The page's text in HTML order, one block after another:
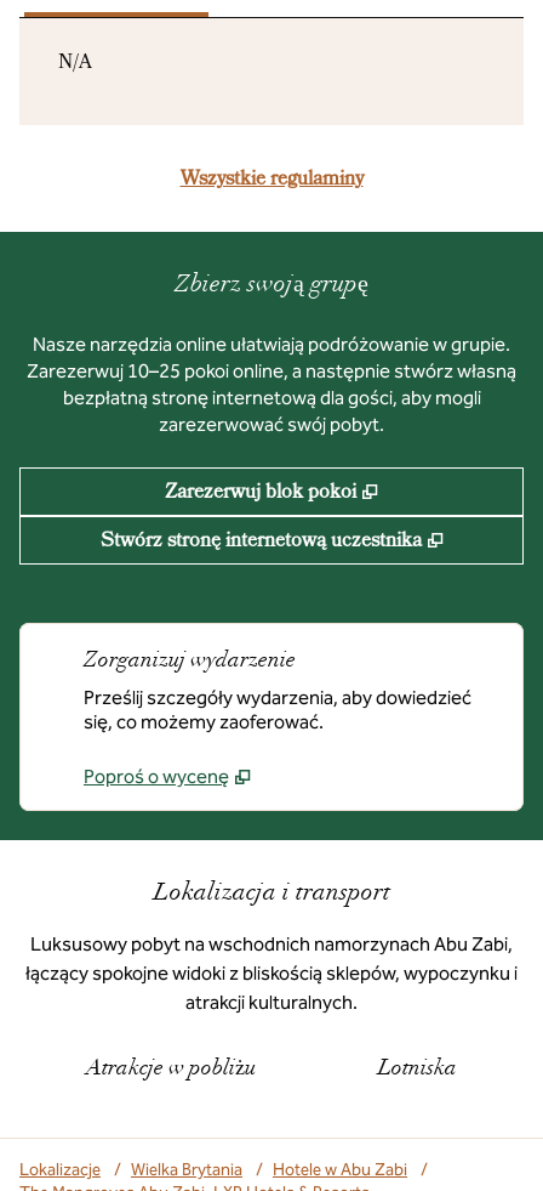
N/A
Wszystkie regulaminy
Zbierz swoją grupę
Nasze narzędzia online ułatwiają podróżowanie w grupie.
Zarezerwuj 10–25 pokoi online, a następnie stwórz własną
bezpłatną stronę internetową dla gości, aby mogli
zarezerwować swój pobyt.
Zarezerwuj blok pokoi ,
Stwórz stronę internetową uczestnika
,
Zorganizuj wydarzenie
Prześlij szczegóły wydarzenia, aby dowiedzieć
się, co możemy zaoferować.
Poproś o wycenę
Lokalizacja i transport
Luksusowy pobyt na wschodnich namorzynach Abu Zabi,
łączący spokojne widoki z bliskością sklepów, wypoczynku i
atrakcji kulturalnych.
Atrakcje w pobliżu Lotniska
Lokalizacje / Wielka Brytania / Hotele w Abu Zabi
/